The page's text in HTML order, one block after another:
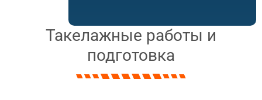
Такелажные работы и
подготовка